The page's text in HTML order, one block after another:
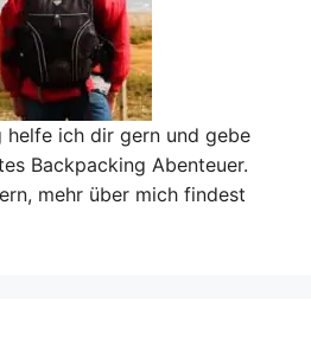
helfe ich dir gern und gebe
Backpacking Abenteuer.
mehr über mich findest